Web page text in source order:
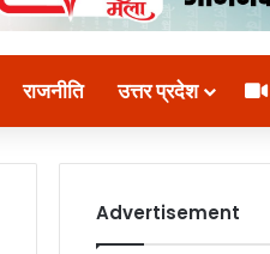
राजनीति उत्तर प्रदेश
Advertisement